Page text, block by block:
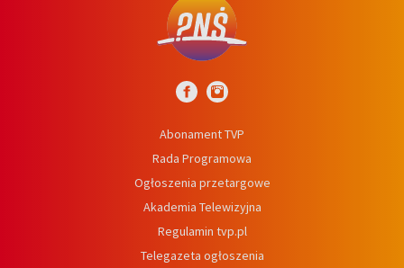
Abonament TVP
Rada Programowa
Ogłoszenia przetargowe
Akademia Telewizyjna
Regulamin tvp.pl
Telegazeta ogłoszenia